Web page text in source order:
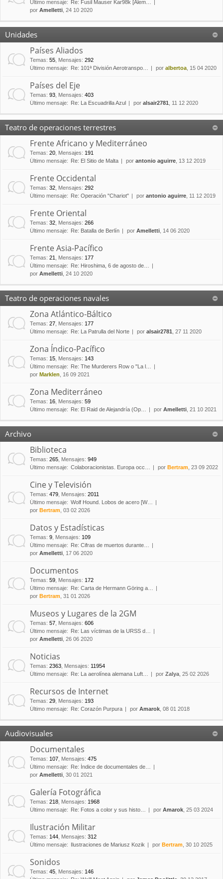
Último mensaje:
Re: Fusil Mauser Kar98k [Alem…
por Amelletti , 24 10 2020
Unidades
Países Aliados
Temas: 55 Mensajes: 292
Último mensaje:
Re: 101ª División Aerotranspo… por albertoa , 15 04 2020
Países del Eje
Temas: 93 Mensajes: 403
Último mensaje:
Re: La Escuadrilla Azul por alsair2781 , 11 12 2020
Teatro de operaciones terrestres
Frente Africano y Mediterráneo
Temas: 20 Mensajes: 191
Último mensaje:
Re: El Sitio de Malta por antonio aguirre , 13 12 2019
Frente Occidental
Temas: 32 Mensajes: 292
Último mensaje:
Re: Operación "Chariot" por antonio aguirre , 11 12 2019
Frente Oriental
Temas: 32 Mensajes: 266
Último mensaje:
Re: Batalla de Berlín por Amelletti , 14 06 2020
Frente Asia-Pacífico
Temas: 21 Mensajes: 177
Último mensaje:
Re: Hiroshima, 6 de agosto de…
por Amelletti , 24 10 2020
Teatro de operaciones navales
Zona Atlántico-Báltico
Temas: 27 Mensajes: 177
Último mensaje:
Re: La Patrulla del Norte por alsair2781 , 27 11 2020
Zona Índico-Pacífico
Temas: 15 Mensajes: 143
Último mensaje:
Re: The Murderers Row o "La l…
por Marklen , 16 09 2021
Zona Mediterráneo
Temas: 16 Mensajes: 59
Último mensaje:
Re: El Raid de Alejandría (Op… por Amelletti , 21 10 2021
Archivo
Biblioteca
Temas: 265 Mensajes: 949
Último mensaje: Colaboracionistas. Europa occ… por Bertram , 23 09 2022
Cine y Televisión
Temas: 479 Mensajes: 2011
Último mensaje: Wolf Hound. Lobos de acero [W…
por Bertram , 03 02 2026
Datos y Estadísticas
Temas: 9 Mensajes: 109
Último mensaje:
Re: Cifras de muertos durante…
por Amelletti , 17 06 2020
Documentos
Temas: 59 Mensajes: 172
Último mensaje:
Re: Carta de Hermann Göring a…
por Bertram , 31 01 2026
Museos y Lugares de la 2GM
Temas: 57 Mensajes: 606
Último mensaje:
Re: Las víctimas de la URSS d…
por Amelletti , 26 06 2020
Noticias
Temas: 2363 Mensajes: 11954
Último mensaje:
Re: La aerolínea alemana Luft… por Zalya , 25 02 2026
Recursos de Internet
Temas: 29 Mensajes: 193
Último mensaje:
Re: Corazón Purpura por Amarok , 08 01 2018
Audiovisuales
Documentales
Temas: 107 Mensajes: 475
Último mensaje:
Re: Índice de documentales de…
por Amelletti , 30 01 2021
Galería Fotográfica
Temas: 218 Mensajes: 1968
Último mensaje:
Re: Fotos a color y sus histo… por Amarok , 25 03 2024
Ilustración Militar
Temas: 144 Mensajes: 312
Último mensaje:
Ilustraciones de Mariusz Kozik por Bertram , 30 10 2025
Sonidos
Temas: 45 Mensajes: 146